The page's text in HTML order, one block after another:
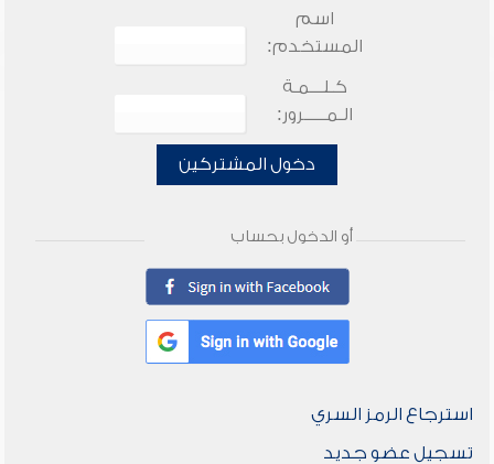
اسم
المستخدم:
كـلـــمـة
الـمـــــرور:
دخول المشتركين
أو الدخول بحساب
استرجاع الرمز السري
تسجيل عضو جديد